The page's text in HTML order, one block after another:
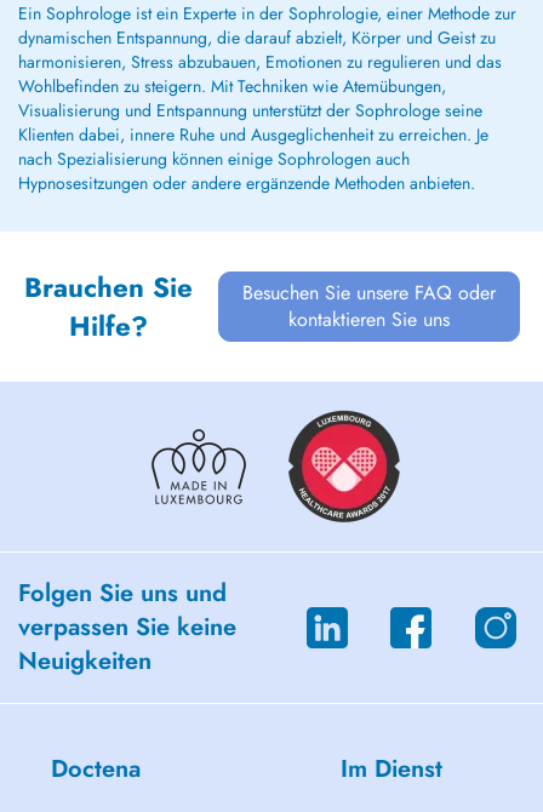
Ein Sophrologe ist ein Experte in der Sophrologie, einer Methode zur
dynamischen Entspannung, die darauf abzielt, Körper und Geist zu
harmonisieren, Stress abzubauen, Emotionen zu regulieren und das
Wohlbefinden zu steigern. Mit Techniken wie Atemübungen,
Visualisierung und Entspannung unterstützt der Sophrologe seine
Klienten dabei, innere Ruhe und Ausgeglichenheit zu erreichen. Je
nach Spezialisierung können einige Sophrologen auch
Hypnosesitzungen oder andere ergänzende Methoden anbieten.
Brauchen Sie
Hilfe?
Besuchen Sie unsere FAQ oder
kontaktieren Sie uns
Folgen Sie uns und
verpassen Sie keine
Neuigkeiten
Doctena Im Dienst